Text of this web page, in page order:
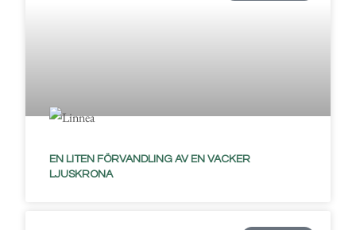
EN LITEN FÖRVANDLING AV EN VACKER
LJUSKRONA